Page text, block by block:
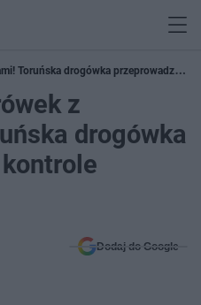
Toruńska drogówka przeprowadziła
z
drogówka
Dodaj do Google